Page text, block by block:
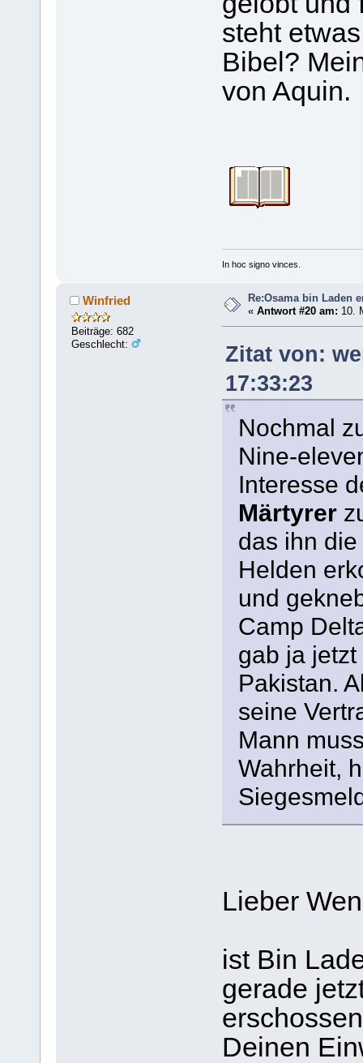
steht
Bibel?
von Aquin.
In hoc signo vinces.
Winfried
Beiträge: 682
Geschlecht:
Re:Osama bin Laden
«Antwort #20 am: 10.
Zitat von:
17:33:23
Nochmal
Nine-
Interesse
Märtyrer
das ihn
Helden
und
Camp
gab ja
Pakistan.
seine
Mann
Wahrheit,
Lieber
ist Bin
gerade
Deinen